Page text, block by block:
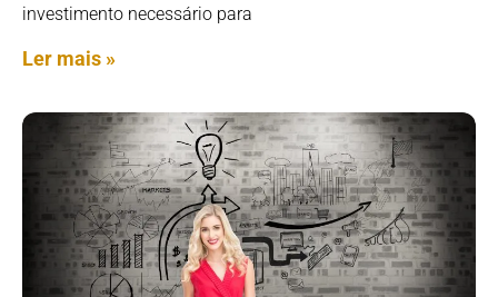
investimento necessário para
Ler mais »